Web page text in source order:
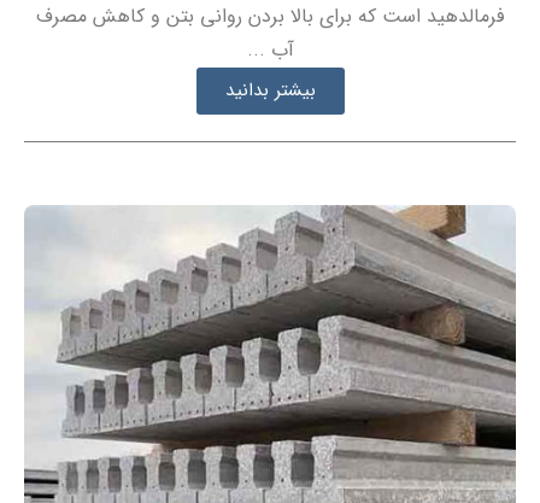
فرمالدهید است که برای بالا بردن روانی بتن و کاهش مصرف
آب ...
بیشتر بدانید